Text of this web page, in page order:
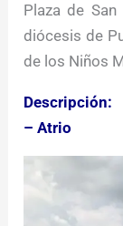
Plaza de
diócesis de
de los Niños
Descripción:
– Atrio